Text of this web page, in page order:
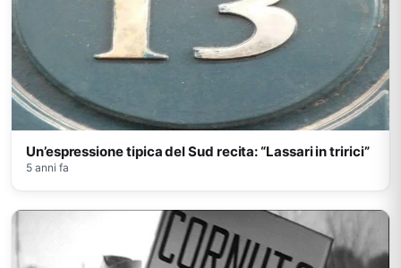
Un’espressione tipica del Sud recita: “Lassari in tririci”
5 anni fa